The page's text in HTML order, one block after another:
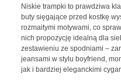
Niskie trampki to prawdziwa
buty sięgające przed kostkę
rozmaitymi motywami, co
nich propozycję idealną dla
zestawieniu ze spodniami –
jeansami w stylu boyfriend,
jak i bardziej eleganckimi